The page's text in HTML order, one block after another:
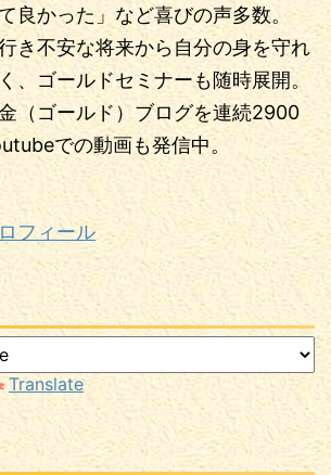
良かった」など喜びの声多数。
き不安な将来から自分の身を守れ
、ゴールドセミナーも随時展開。
（ゴールド）ブログを連続2900
での動画も発信中。
フィール
Translate